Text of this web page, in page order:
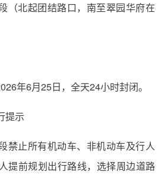
（北起团结路口，南至翠园华府在
年6月25日，全天24小时封闭。
提示
禁止所有机动车、非机动车及行人
提前规划出行路线，选择周边道路